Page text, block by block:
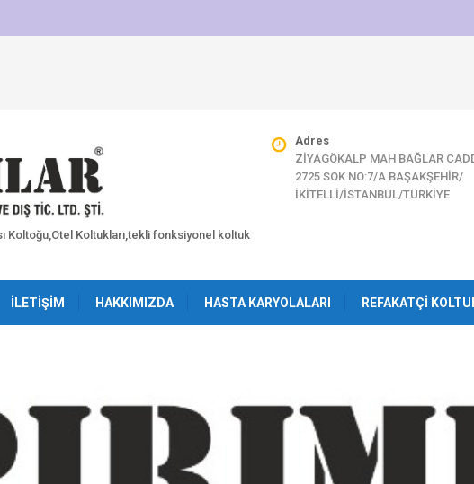
Koltoğu,Otel Koltukları,tekli fonksiyonel koltuk
Adres
ZİYAGÖKALP MAH BAĞLAR
2725 SOK NO:7/A BAŞAKŞEHİR/
İKİTELLİ/İSTANBUL/TÜRKİYE
İLETIŞIM HAKKIMIZDA HASTA KARYOLALARI REFAKATÇI